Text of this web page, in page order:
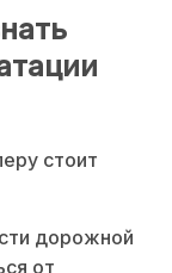
стоит
дорожной
от